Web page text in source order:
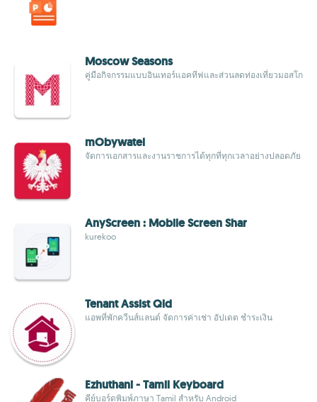
Moscow Seasons
คู่มือกิจกรรมแบบอินเทอร์แอคทีฟและส่วนลดท่องเที่ยวมอสโก
mObywatel
จัดการเอกสารและงานราชการได้ทุกที่ทุกเวลาอย่างปลอดภัย
AnyScreen : Mobile Screen Shar
kurekoo
Tenant Assist Qld
แอพที่พักควีนส์แลนด์ จัดการค่าเช่า อัปเดต ชำระเงิน
Ezhuthani - Tamil Keyboard
คีย์บอร์ดพิมพ์ภาษา Tamil สำหรับ Android